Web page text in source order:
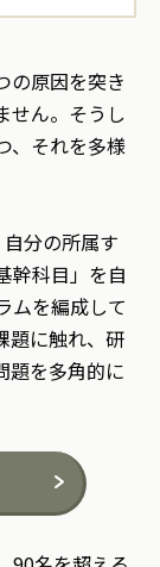
の原因を突き
せん。そうし
、それを多様
分の所属す
幹科目」を自
ムを編成して
題に触れ、研
題を多角的に